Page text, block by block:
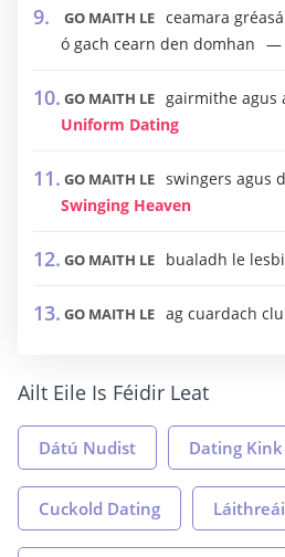
GO MAITH LE ceamara
ó gach cearn den domhan
GO MAITH LE gairmithe agus
Uniform Dating
GO MAITH LE swingers agus
Swinging Heaven
GO MAITH LE bualadh le
GO MAITH LE ag cuardach
Ailt Eile Is Féidir Leat
Dátú Nudist Dating Kink
Cuckold Dating